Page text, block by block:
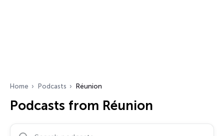
Home Podcasts Réunion
Podcasts from Réunion
Search podcasts…